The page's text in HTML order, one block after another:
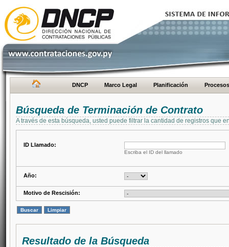
DNCP Marco Legal Planificación Procesos
Búsqueda de Terminación de Contrato
A través de esta búsqueda, usted puede filtrar la cantidad de registros que
ID Llamado:
Escriba el ID del llamado
Año:
Motivo de Rescisión:
Resultado de la Búsqueda